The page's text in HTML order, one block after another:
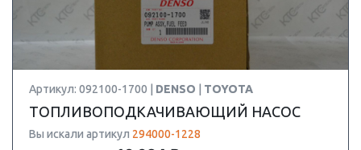
Артикул: 092100-1700 | DENSO TOYOTA
ТОПЛИВОПОДКАЧИВАЮЩИЙ НАСОС
Вы искали артикул 294000-1228